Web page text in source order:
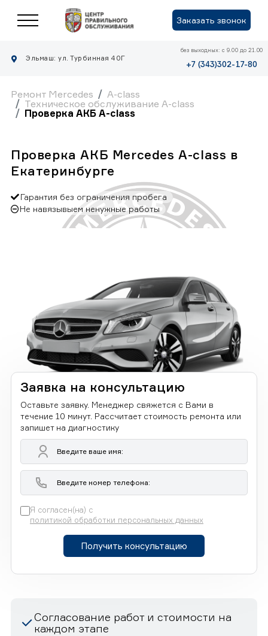
Заказать звонок
Эльмаш: ул. Турбинная 40Г
без выходных: с 9.00 до 21.00
+7 (343)302-17-80
Ремонт Mercedes
A-class
Техническое обслуживание A-class
Проверка АКБ A-class
Проверка АКБ Mercedes A-class в
Екатеринбурге
Гарантия без ограничения пробега
Не навязывыем ненужные работы
Заявка на консультацию
Оставьте заявку. Менеджер свяжется с Вами в
течение 10 минут. Рассчитает стоимость ремонта или
запишет на диагностику
Я согласен(на) с
политикой обработки персональных данных
Получить консультацию
Согласование работ и стоимости на
каждом этапе